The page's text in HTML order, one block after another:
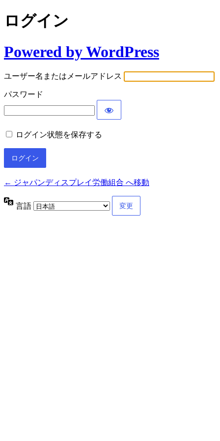
ログイン
Powered by WordPress
ユーザー名またはメールアドレス
パスワード
ログイン状態を保存する
← ジャパンディスプレイ労働組合 へ移動
言語